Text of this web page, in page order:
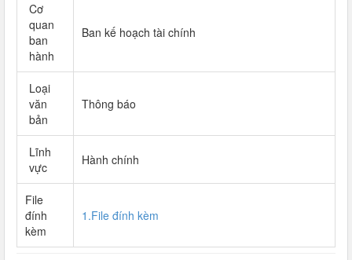
Cơ
quan
ban
hành
Ban kế hoạch tài chính
Loại
văn
bản
Thông báo
Lĩnh
vực
Hành chính
File
đính
kèm
1.File đính kèm